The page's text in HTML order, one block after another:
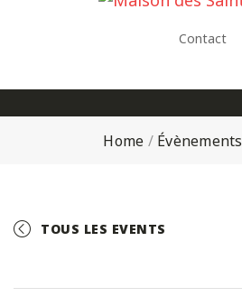
Contact
Home / Évènements
TOUS LES EVENTS